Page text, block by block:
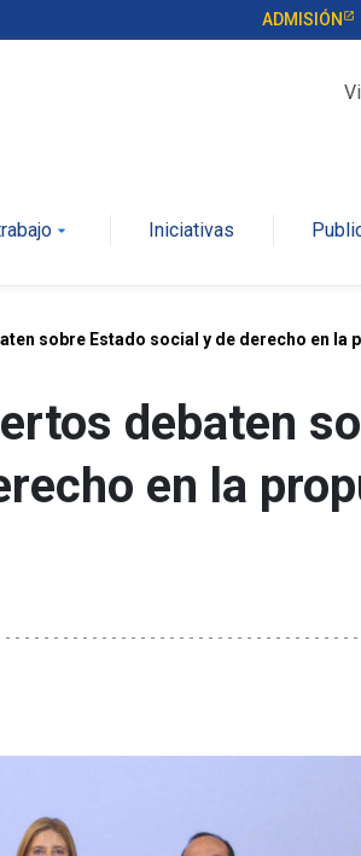
ADMISIÓN
arrow_drop_down Iniciativas
sobre Estado social y de derecho en la
debaten
en la